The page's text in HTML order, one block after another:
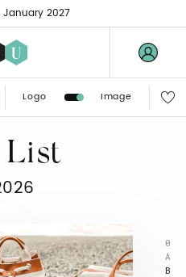
January 2027
Logo Image
0
A
B
List